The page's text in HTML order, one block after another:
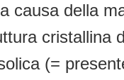
causa della
cristallina
(=